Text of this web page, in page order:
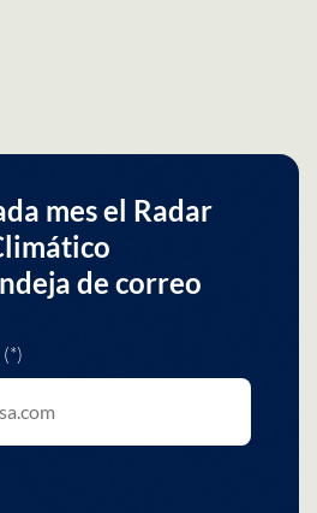
mes el Radar
de correo